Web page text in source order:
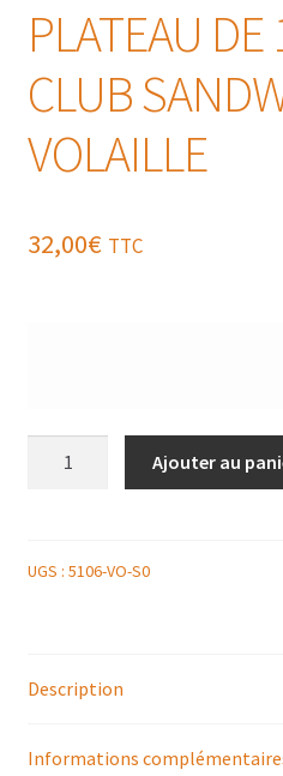
PLATEAU DE
CLUB
VOLAILLE
32,00€ TTC
16
VOLAILLE
Ajouter au
UGS : 5106-VO-S0
Description
Informations